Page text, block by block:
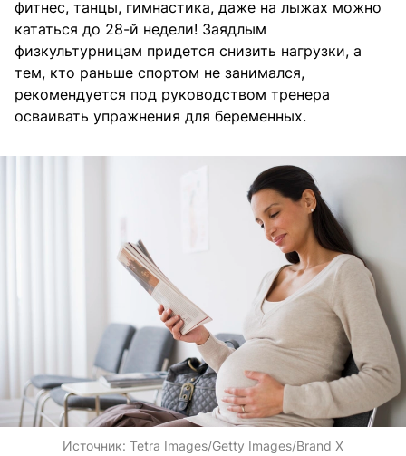
фитнес, танцы, гимнастика, даже на лыжах можно
кататься до 28-й недели! Заядлым
физкультурницам придется снизить нагрузки, а
тем, кто раньше спортом не занимался,
рекомендуется под руководством тренера
осваивать упражнения для беременных.
Источник: Tetra Images/Getty Images/Brand X